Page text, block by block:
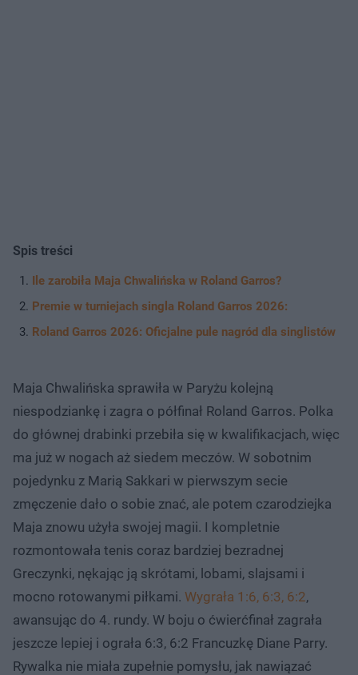
Spis treści
Ile zarobiła Maja Chwalińska w Roland Garros?
Premie w turniejach singla Roland Garros 2026:
Roland Garros 2026: Oficjalne pule nagród dla singlistów
Maja Chwalińska sprawiła w Paryżu kolejną
niespodziankę i zagra o półfinał Roland Garros. Polka
do głównej drabinki przebiła się w kwalifikacjach, więc
ma już w nogach aż siedem meczów. W sobotnim
pojedynku z Marią Sakkari w pierwszym secie
zmęczenie dało o sobie znać, ale potem czarodziejka
Maja znowu użyła swojej magii. I kompletnie
rozmontowała tenis coraz bardziej bezradnej
Greczynki, nękając ją skrótami, lobami, slajsami i
mocno rotowanymi piłkami. Wygrała 1:6, 6:3, 6:2,
awansując do 4. rundy. W boju o ćwierćfinał zagrała
jeszcze lepiej i ograła 6:3, 6:2 Francuzkę Diane Parry.
Rywalka nie miała zupełnie pomysłu, jak nawiązać